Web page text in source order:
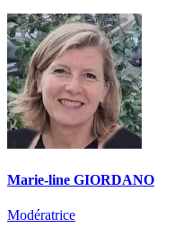
Marie-line GIORDANO
Modératrice